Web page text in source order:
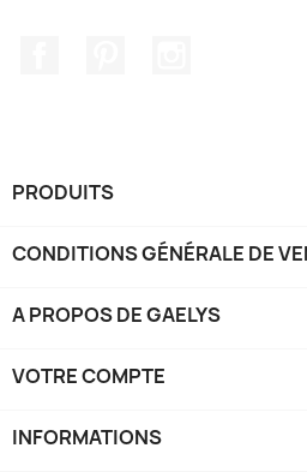
PRODUITS
CONDITIONS GÉNÉRALE DE
A PROPOS DE GAELYS
VOTRE COMPTE
INFORMATIONS